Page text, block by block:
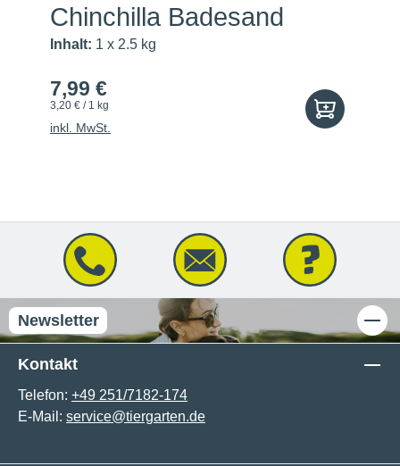
Chinchilla Badesand
Inhalt: 1 x 2.5 kg
7,99 €
3,20 € / 1 kg
inkl. MwSt.
Newsletter
Kontakt
Telefon: +49 251/7182-174
E-Mail: service@tiergarten.de